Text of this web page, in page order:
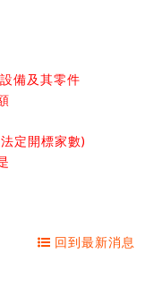
備及其零件
定開標家數)
回到最新消息